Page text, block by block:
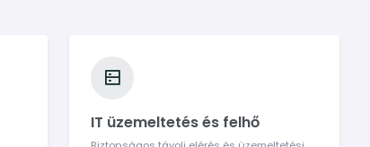
IT üzemeltetés és felhő